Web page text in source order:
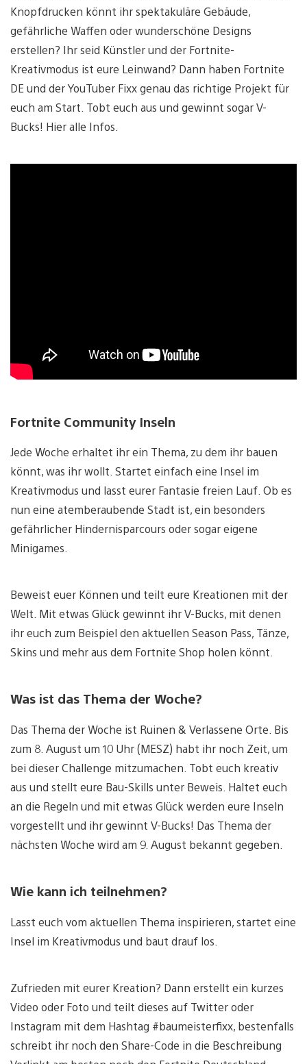
Knopfdrucken könnt ihr spektakuläre Gebäude,
gefährliche Waffen oder wunderschöne Designs
erstellen? Ihr seid Künstler und der Fortnite-
Kreativmodus ist eure Leinwand? Dann haben Fortnite
DE und der YouTuber Fixx genau das richtige Projekt für
euch am Start. Tobt euch aus und gewinnt sogar V-
Bucks! Hier alle Infos.
Fortnite Community Inseln
Jede Woche erhaltet ihr ein Thema, zu dem ihr bauen
könnt, was ihr wollt. Startet einfach eine Insel im
Kreativmodus und lasst eurer Fantasie freien Lauf. Ob es
nun eine atemberaubende Stadt ist, ein besonders
gefährlicher Hindernisparcours oder sogar eigene
Minigames.
Beweist euer Können und teilt eure Kreationen mit der
Welt. Mit etwas Glück gewinnt ihr V-Bucks, mit denen
ihr euch zum Beispiel den aktuellen Season Pass, Tänze,
Skins und mehr aus dem Fortnite Shop holen könnt.
Was ist das Thema der Woche?
Das Thema der Woche ist Ruinen & Verlassene Orte. Bis
zum 8. August um 10 Uhr (MESZ) habt ihr noch Zeit, um
bei dieser Challenge mitzumachen. Tobt euch kreativ
aus und stellt eure Bau-Skills unter Beweis. Haltet euch
an die Regeln und mit etwas Glück werden eure Inseln
vorgestellt und ihr gewinnt V-Bucks! Das Thema der
nächsten Woche wird am 9. August bekannt gegeben.
Wie kann ich teilnehmen?
Lasst euch vom aktuellen Thema inspirieren, startet eine
Insel im Kreativmodus und baut drauf los.
Zufrieden mit eurer Kreation? Dann erstellt ein kurzes
Video oder Foto und teilt dieses auf Twitter oder
Instagram mit dem Hashtag #baumeisterfixx, bestenfalls
schreibt ihr noch den Share-Code in die Beschreibung